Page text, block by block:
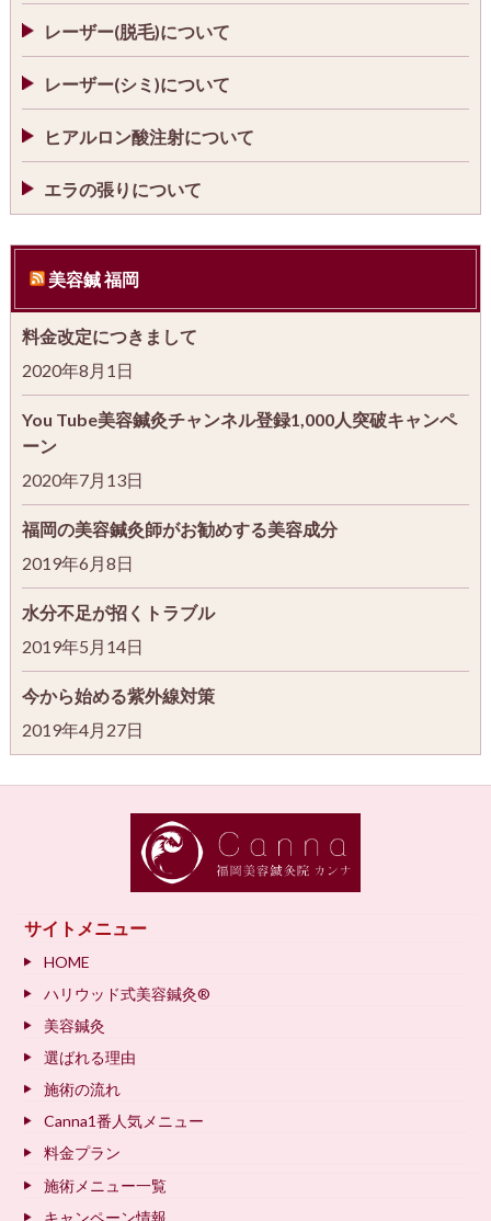
レーザー(脱毛)について
レーザー(シミ)について
ヒアルロン酸注射について
エラの張りについて
美容鍼 福岡
料金改定につきまして
2020年8月1日
You Tube美容鍼灸チャンネル登録1,000人突破キャンペ
ーン
2020年7月13日
福岡の美容鍼灸師がお勧めする美容成分
2019年6月8日
水分不足が招くトラブル
2019年5月14日
今から始める紫外線対策
2019年4月27日
サイトメニュー
HOME
ハリウッド式美容鍼灸®
美容鍼灸
選ばれる理由
施術の流れ
Canna1番人気メニュー
料金プラン
施術メニュー一覧
キャンペーン情報